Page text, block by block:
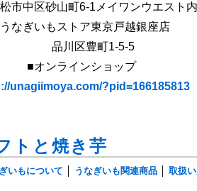
中区砂山町6-1メイワンウエスト内
なぎいもストア東京戸越銀座店
品川区豊町1-5-5
■オンラインショップ
unagiimoya.com/?pid=166185813
トと焼き芋
いもについて うなぎいも関連商品 取扱